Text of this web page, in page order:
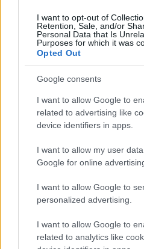
I want to opt-out of
Retention, Sale, and/or
Personal Data that Is
Purposes for which it was
Opted Out
Google consents
I want to allow Google to
related to advertising like
device identifiers in apps.
I want to allow my user
Google for online
I want to allow Google to
personalized advertising.
I want to allow Google to
related to analytics like
Támogatás
a
Kapcsolódó hírek
ÉRDEKESSÉGEK